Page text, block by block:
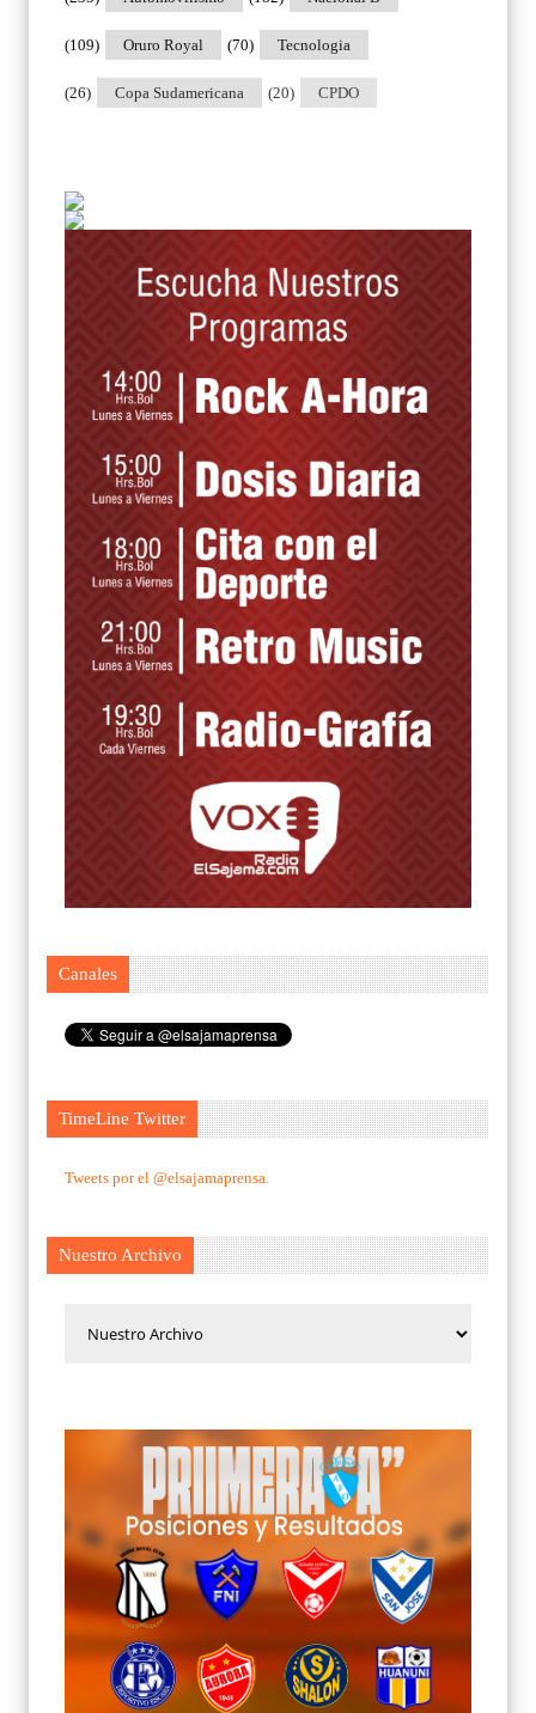
Oruro Royal
(109) Tecnologia
(70)
Copa Sudamericana
(26) CPDO
(20)
Canales
TimeLine Twitter
Tweets por el @elsajamaprensa.
Nuestro Archivo